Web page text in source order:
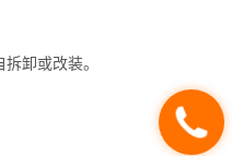
卸或改装。